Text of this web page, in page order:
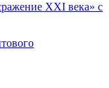
XXI века» с